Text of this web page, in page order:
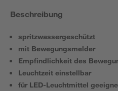
Beschreibung
spritzwassergeschützt
mit Bewegungsmelder
Empfindlichkeit des
Leuchtzeit einstellbar
für LED-Leuchtmittel